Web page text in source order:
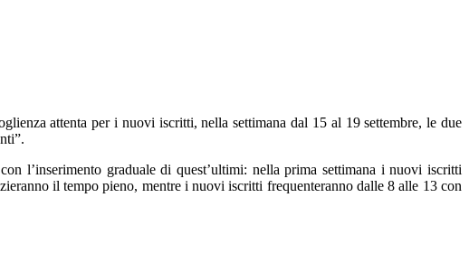
attenta per i nuovi iscritti, nella settimana dal 15 al 19 settembre, le due
l’inserimento graduale di quest’ultimi: nella prima settimana i nuovi iscritti
il tempo pieno, mentre i nuovi iscritti frequenteranno dalle 8 alle 13 con